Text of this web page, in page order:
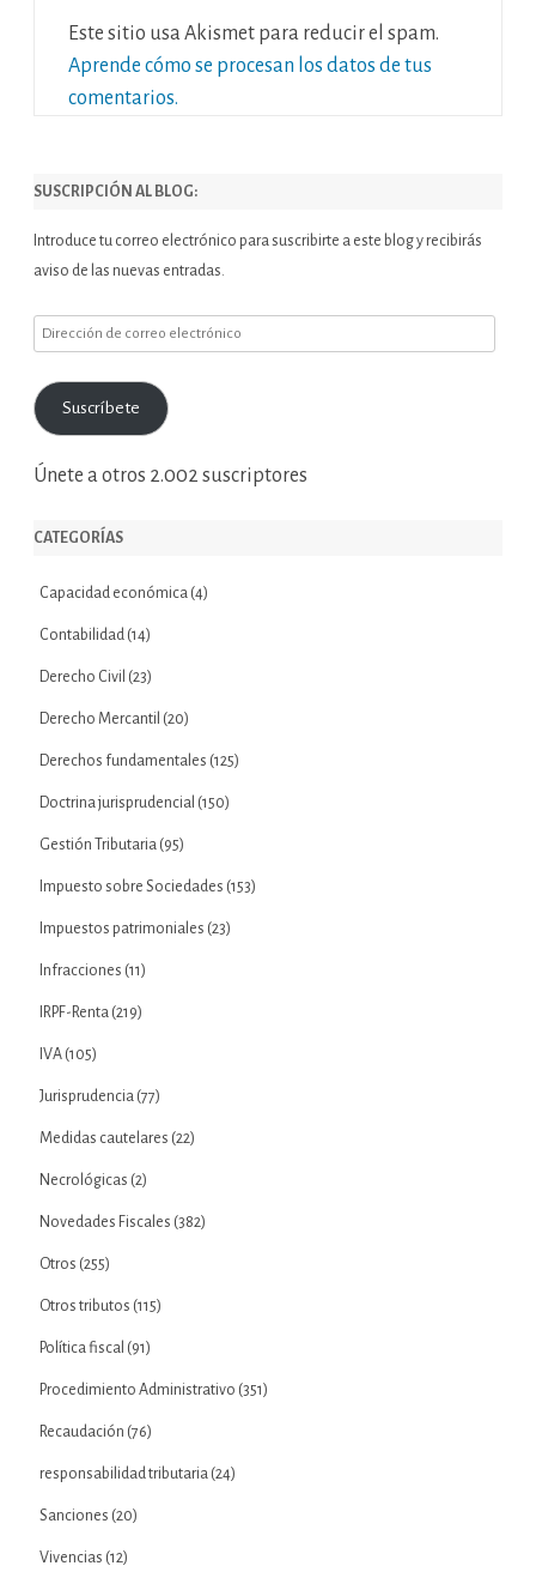
Este sitio usa Akismet para reducir el spam.
Aprende cómo se procesan los datos de tus
comentarios.
SUSCRIPCIÓN AL BLOG:
Introduce tu correo electrónico para suscribirte a este blog y recibirás
aviso de las nuevas entradas.
Dirección
correo
electrónico
Suscríbete
Únete a otros 2.002 suscriptores
CATEGORÍAS
Capacidad económica (4)
Contabilidad (14)
Derecho Civil (23)
Derecho Mercantil (20)
Derechos fundamentales (125)
Doctrina jurisprudencial (150)
Gestión Tributaria (95)
Impuesto sobre Sociedades (153)
Impuestos patrimoniales (23)
Infracciones (11)
IRPF-Renta (219)
IVA (105)
Jurisprudencia (77)
Medidas cautelares (22)
Necrológicas (2)
Novedades Fiscales (382)
Otros (255)
Otros tributos (115)
Política fiscal (91)
Procedimiento Administrativo (351)
Recaudación (76)
responsabilidad tributaria (24)
Sanciones (20)
Vivencias (12)